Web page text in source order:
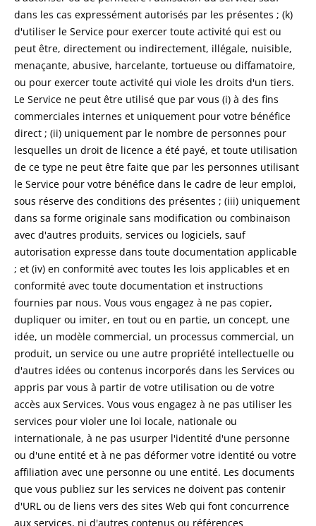
dans les cas expressément autorisés par les présentes ; (k)
d'utiliser le Service pour exercer toute activité qui est ou
peut être, directement ou indirectement, illégale, nuisible,
menaçante, abusive, harcelante, tortueuse ou diffamatoire,
ou pour exercer toute activité qui viole les droits d'un tiers.
Le Service ne peut être utilisé que par vous (i) à des fins
commerciales internes et uniquement pour votre bénéfice
direct ; (ii) uniquement par le nombre de personnes pour
lesquelles un droit de licence a été payé, et toute utilisation
de ce type ne peut être faite que par les personnes utilisant
le Service pour votre bénéfice dans le cadre de leur emploi,
sous réserve des conditions des présentes ; (iii) uniquement
dans sa forme originale sans modification ou combinaison
avec d'autres produits, services ou logiciels, sauf
autorisation expresse dans toute documentation applicable
; et (iv) en conformité avec toutes les lois applicables et en
conformité avec toute documentation et instructions
fournies par nous. Vous vous engagez à ne pas copier,
dupliquer ou imiter, en tout ou en partie, un concept, une
idée, un modèle commercial, un processus commercial, un
produit, un service ou une autre propriété intellectuelle ou
d'autres idées ou contenus incorporés dans les Services ou
appris par vous à partir de votre utilisation ou de votre
accès aux Services. Vous vous engagez à ne pas utiliser les
services pour violer une loi locale, nationale ou
internationale, à ne pas usurper l'identité d'une personne
ou d'une entité et à ne pas déformer votre identité ou votre
affiliation avec une personne ou une entité. Les documents
que vous publiez sur les services ne doivent pas contenir
d'URL ou de liens vers des sites Web qui font concurrence
aux services, ni d'autres contenus ou références